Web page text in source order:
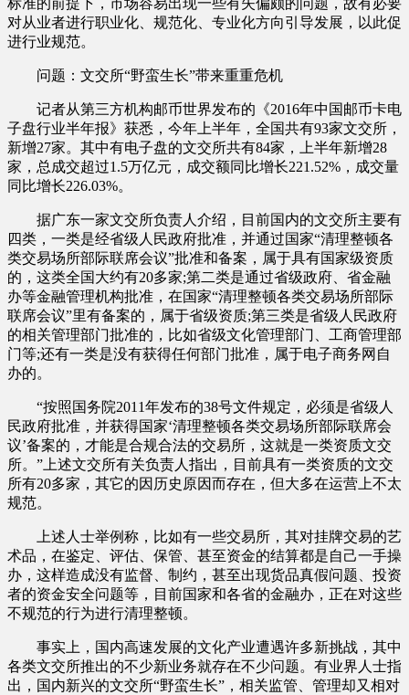
对从业者进行职业化、规范化、专业化方向引导发展，以此促
进行业规范。
问题：文交所“野蛮生长”带来重重危机
记者从第三方机构邮币世界发布的《2016年中国邮币卡电
子盘行业半年报》获悉，今年上半年，全国共有93家文交所，
新增27家。其中有电子盘的文交所共有84家，上半年新增28
家，总成交超过1.5万亿元，成交额同比增长221.52%，成交量
同比增长226.03%。
据广东一家文交所负责人介绍，目前国内的文交所主要有
四类，一类是经省级人民政府批准，并通过国家“清理整顿各
类交易场所部际联席会议”批准和备案，属于具有国家级资质
的，这类全国大约有20多家;第二类是通过省级政府、省金融
办等金融管理机构批准，在国家“清理整顿各类交易场所部际
联席会议”里有备案的，属于省级资质;第三类是省级人民政府
的相关管理部门批准的，比如省级文化管理部门、工商管理部
门等;还有一类是没有获得任何部门批准，属于电子商务网自
办的。
“按照国务院2011年发布的38号文件规定，必须是省级人
民政府批准，并获得国家‘清理整顿各类交易场所部际联席会
议’备案的，才能是合规合法的交易所，这就是一类资质文交
所。”上述文交所有关负责人指出，目前具有一类资质的文交
所有20多家，其它的因历史原因而存在，但大多在运营上不太
规范。
上述人士举例称，比如有一些交易所，其对挂牌交易的艺
术品，在鉴定、评估、保管、甚至资金的结算都是自己一手操
办，这样造成没有监督、制约，甚至出现货品真假问题、投资
者的资金安全问题等，目前国家和各省的金融办，正在对这些
不规范的行为进行清理整顿。
事实上，国内高速发展的文化产业遭遇许多新挑战，其中
各类文交所推出的不少新业务就存在不少问题。有业界人士指
出，国内新兴的文交所“野蛮生长”，相关监管、管理却又相对